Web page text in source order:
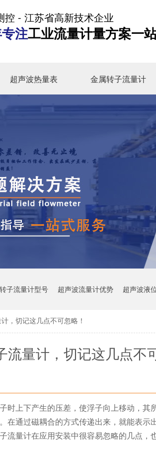
控 - 江苏省高新技术企业
注工业流量计量方案一
超声波热量表 金属转子流量计
子流量计型号 超声波流量计优势 超声波液
，切记这几点不可忽略！
流量计，切记这几点不
时上下产生的压差，使浮子向上移动，其
通过磁耦合的方式传递出来，就能表示
流量计在应用安装中很容易忽略的几点，